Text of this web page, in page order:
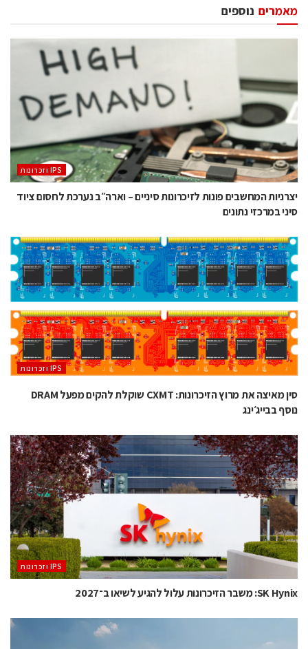
נוספים מאמרים
יצרניות המחשבים פונות לזיכרונות סיניים – וארה״ב נערכת לחסום ציוד
סיני במרכזי נתונים
סין מאיצה את מרוץ הזיכרונות: CXMT שוקלת להקים מפעל DRAM
נוסף בבייג׳ינג
SK Hynix: משבר הזיכרונות עלול להגיע לשיאו ב־2027